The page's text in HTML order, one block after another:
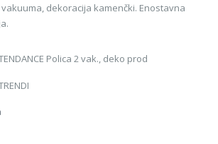
dekoracija kamenčki. Enostavna
Polica 2 vak., deko prod